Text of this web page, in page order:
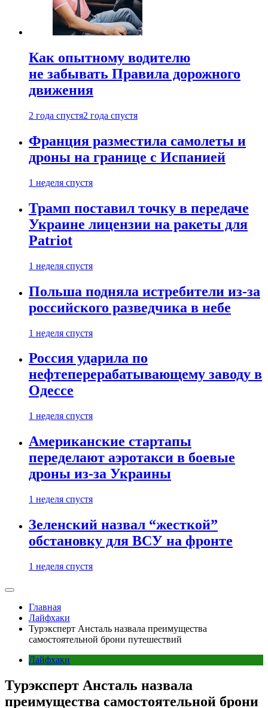
Как опытному водителю
не забывать Правила дорожного
движения
2 года спустя2 года спустя
Франция разместила самолеты и
дроны на границе с Испанией
1 неделя спустя
Трамп поставил точку в передаче
Украине лицензии на ракеты для
Patriot
1 неделя спустя
Польша подняла истребители из-за
российского разведчика в небе
1 неделя спустя
Россия ударила по
нефтеперерабатывающему заводу в
Одессе
1 неделя спустя
Американские стартапы
переделают аэротакси в боевые
дроны из-за Украины
1 неделя спустя
Зеленский назвал “жесткой”
обстановку для ВСУ на фронте
1 неделя спустя
Главная
Лайфхаки
Турэксперт Ансталь назвала преимущества
самостоятельной брони путешествий
Лайфхаки
Турэксперт Ансталь назвала
преимущества самостоятельной брони